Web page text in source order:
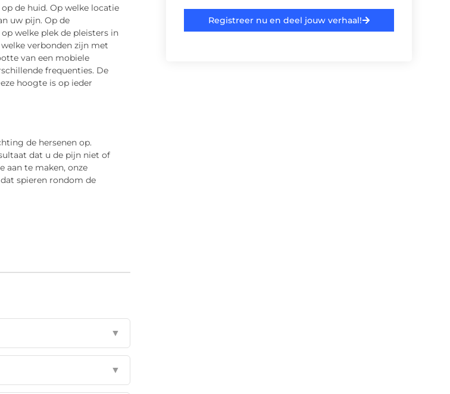
de huid. Op welke locatie
uw pijn. Op de
welke plek de pleisters in
verbonden zijn met
van een mobiele
frequenties. De
hoogte is op ieder
de hersenen op.
dat u de pijn niet of
aan te maken, onze
spieren rondom de
▼
▼
Registreer nu en deel jouw verhaal!